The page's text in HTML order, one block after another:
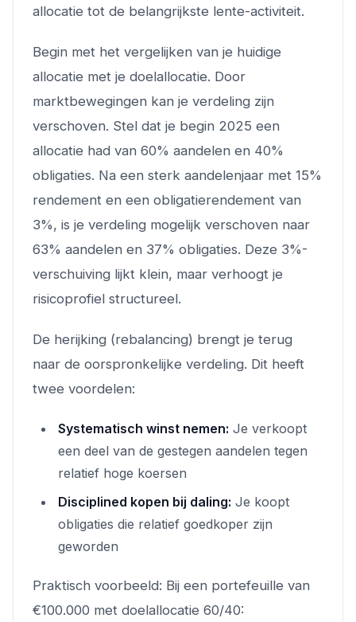
allocatie tot de belangrijkste lente-activiteit.
Begin met het vergelijken van je huidige
allocatie met je doelallocatie. Door
marktbewegingen kan je verdeling zijn
verschoven. Stel dat je begin 2025 een
allocatie had van 60% aandelen en 40%
obligaties. Na een sterk aandelenjaar met 15%
rendement en een obligatierendement van
3%, is je verdeling mogelijk verschoven naar
63% aandelen en 37% obligaties. Deze 3%-
verschuiving lijkt klein, maar verhoogt je
risicoprofiel structureel.
De herijking (rebalancing) brengt je terug
naar de oorspronkelijke verdeling. Dit heeft
twee voordelen:
Systematisch winst nemen: Je verkoopt
een deel van de gestegen aandelen tegen
relatief hoge koersen
Disciplined kopen bij daling: Je koopt
obligaties die relatief goedkoper zijn
geworden
Praktisch voorbeeld: Bij een portefeuille van
€100.000 met doelallocatie 60/40: